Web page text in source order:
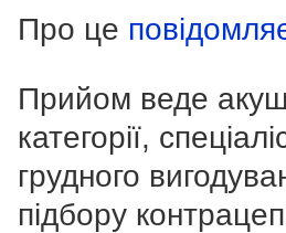
Про це
Прийом веде
категорії,
грудного
підбору